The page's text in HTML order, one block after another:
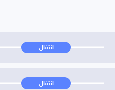
انتقال
انتقال